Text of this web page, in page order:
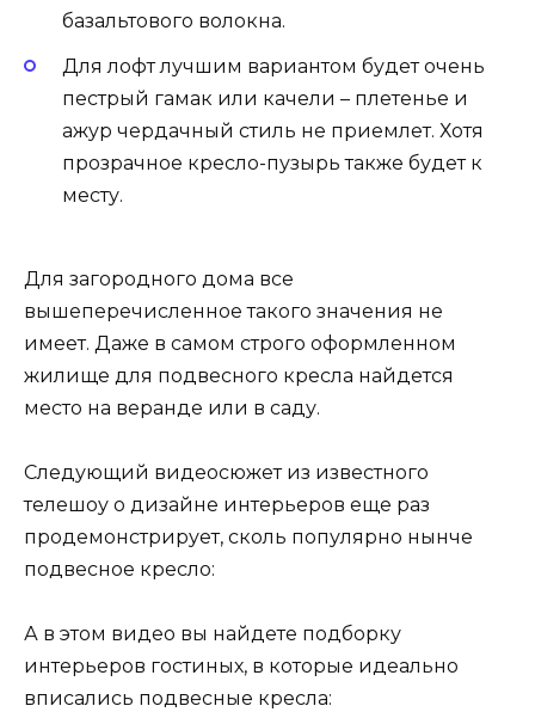
базальтового волокна.
Для лофт лучшим вариантом будет очень
пестрый гамак или качели – плетенье и
ажур чердачный стиль не приемлет. Хотя
прозрачное кресло-пузырь также будет к
месту.
Для загородного дома все
вышеперечисленное такого значения не
имеет. Даже в самом строго оформленном
жилище для подвесного кресла найдется
место на веранде или в саду.
Следующий видеосюжет из известного
телешоу о дизайне интерьеров еще раз
продемонстрирует, сколь популярно нынче
подвесное кресло:
А в этом видео вы найдете подборку
интерьеров гостиных, в которые идеально
вписались подвесные кресла: